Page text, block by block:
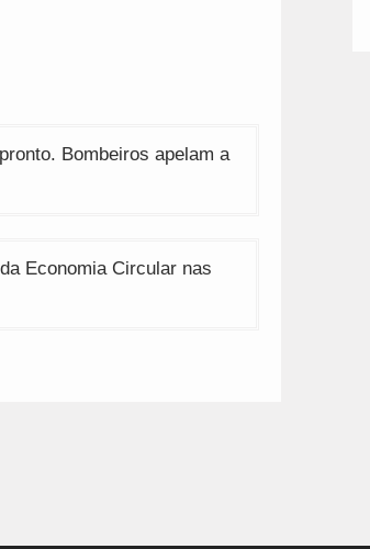
Bombeiros apelam a
Economia Circular nas